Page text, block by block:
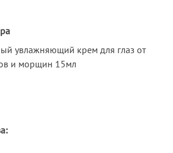
увлажняющий крем для глаз от
и морщин 15мл